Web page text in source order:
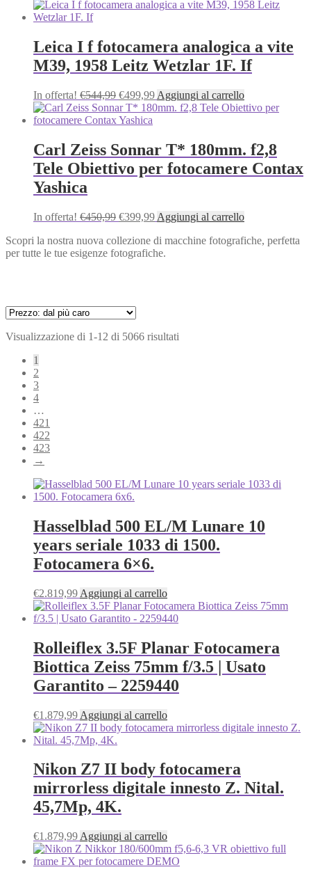
prezzo
€243,99.
prezzo
€229,99.
Leica I f fotocamera analogica a vite
M39, 1958 Leitz Wetzlar 1F. If
In offerta! €544,99 Il
prezzo
originale
€544,99.
€499,99Il
prezzo
€499,99.
Aggiungi al carrello
Carl Zeiss Sonnar T* 180mm. f2,8
Tele Obiettivo per fotocamere Contax
Yashica
In offerta! €450,99 Il
originale
era:
€399,99Il
attuale
è:
Aggiungi al carrello
Scopri la nostra nuova collezione di macchine fotografiche, perfetta
per tutte le tue esigenze fotografiche.
Visualizzazione di 1-12 di 5066 risultati
1
2
3
4
…
421
422
423
→
Hasselblad 500 EL/M Lunare 10
years seriale 1033 di 1500.
Fotocamera 6×6.
€2.819,99 Aggiungi al carrello
Rolleiflex 3.5F Planar Fotocamera
Biottica Zeiss 75mm f/3.5 | Usato
Garantito – 2259440
€1.879,99 Aggiungi al carrello
Nikon Z7 II body fotocamera
mirrorless digitale innesto Z. Nital.
45,7Mp, 4K.
€1.879,99 Aggiungi al carrello